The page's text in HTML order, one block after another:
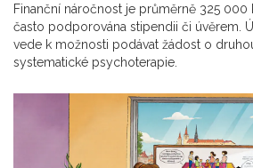
Finanční náročnost je průměrně 325 000
často podporována stipendii či úvěrem.
vede k možnosti podávat žádost o
systematické psychoterapie.